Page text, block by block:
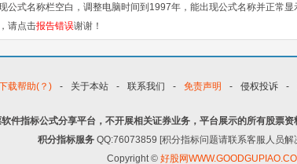
公式名称栏空白，调整电脑时间到1997年，能出现公式名称并正常显
请点击报告错误谢谢！
载帮助(？) - 关于本站 - 联系我们 - 免责声明 - 侵权投诉 -
件指标公式分享平台，不开展相关证券业务，平台展示的所有股票
积分指标服务 QQ:76073859 [积分指标问题请联系客服人员解
Copyright © 好股网